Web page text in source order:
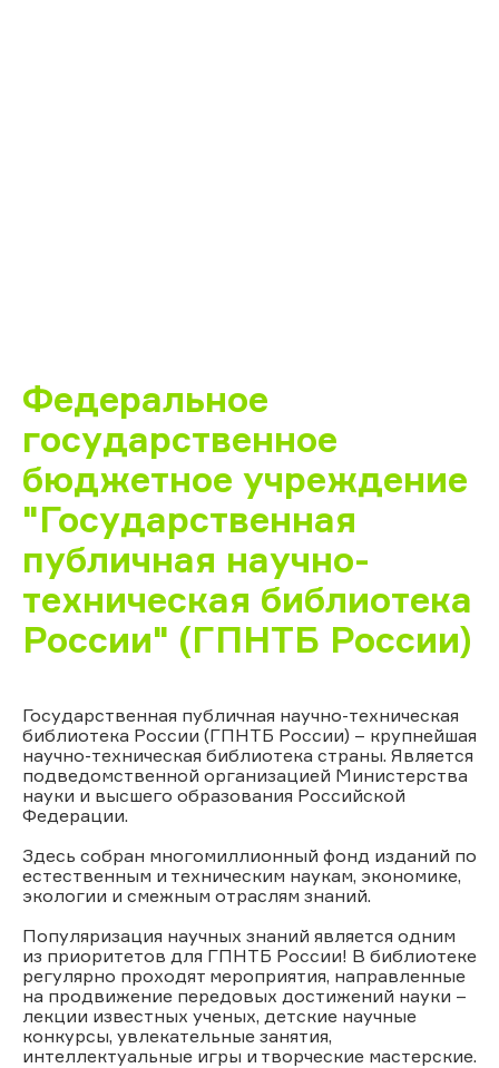
Федеральное
государственное
бюджетное учреждение
"Государственная
публичная научно-
техническая библиотека
России" (ГПНТБ России)
Государственная публичная научно-техническая
библиотека России (ГПНТБ России) – крупнейшая
научно-техническая библиотека страны. Является
подведомственной организацией Министерства
науки и высшего образования Российской
Федерации.
Здесь собран многомиллионный фонд изданий по
естественным и техническим наукам, экономике,
экологии и смежным отраслям знаний.
Популяризация научных знаний является одним
из приоритетов для ГПНТБ России! В библиотеке
регулярно проходят мероприятия, направленные
на продвижение передовых достижений науки –
лекции известных ученых, детские научные
конкурсы, увлекательные занятия,
интеллектуальные игры и творческие мастерские.